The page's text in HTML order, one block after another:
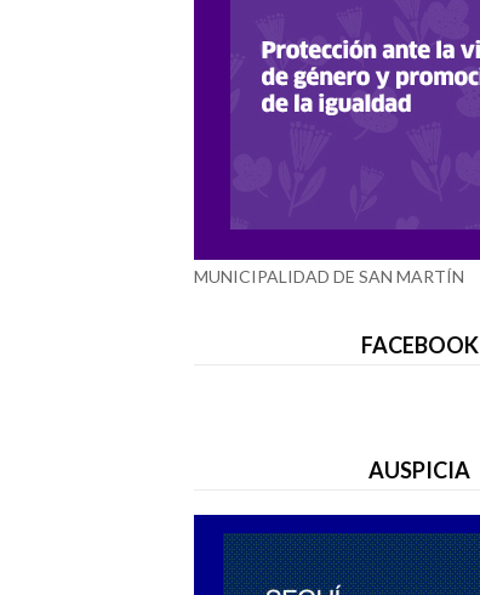
MUNICIPALIDAD DE SAN MARTÍN
FACEBOOK
AUSPICIA